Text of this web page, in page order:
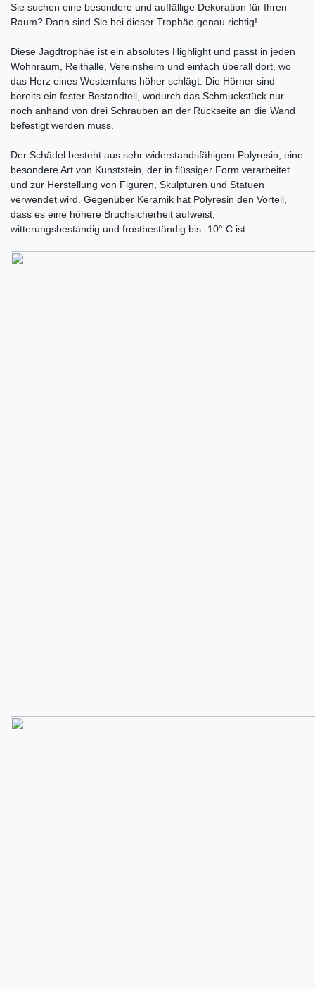
Sie suchen eine besondere und auffällige Dekoration für Ihren
Raum? Dann sind Sie bei dieser Trophäe genau richtig!
Diese Jagdtrophäe ist ein absolutes Highlight und passt in jeden
Wohnraum, Reithalle, Vereinsheim und einfach überall dort, wo
das Herz eines Westernfans höher schlägt. Die Hörner sind
bereits ein fester Bestandteil, wodurch das Schmuckstück nur
noch anhand von drei Schrauben an der Rückseite an die Wand
befestigt werden muss.
Der Schädel besteht aus sehr widerstandsfähigem Polyresin, eine
besondere Art von Kunststein, der in flüssiger Form verarbeitet
und zur Herstellung von Figuren, Skulpturen und Statuen
verwendet wird. Gegenüber Keramik hat Polyresin den Vorteil,
dass es eine höhere Bruchsicherheit aufweist,
witterungsbeständig und frostbeständig bis -10° C ist.